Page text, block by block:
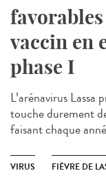
vaccin en
phase I
L’arénavirus Lassa
touche durement
faisant chaque
VIRUS FIÈVRE DE